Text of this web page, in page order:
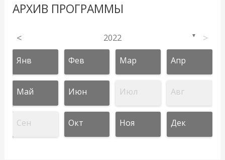
АРХИВ ПРОГРАММЫ
< 2022 ▼ >
Янв Фев Мар Апр
Май Июн Июл Авг
Сен Окт Ноя Дек